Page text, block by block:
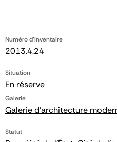
Numéro d'inventaire
2013.4.24
Situation
En réserve
Galerie
Galerie d'architecture
Statut